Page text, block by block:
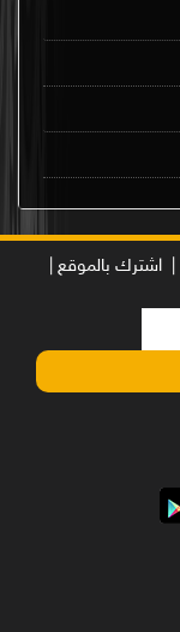
اشترك بالموقع |